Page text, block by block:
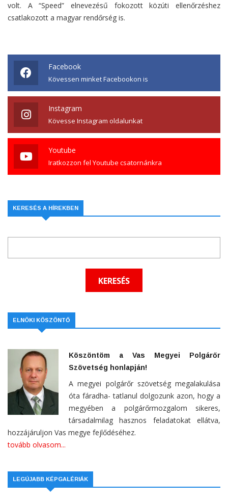
volt. A “Speed” elnevezésű fokozott közúti ellenőrzéshez
csatlakozott a magyar rendőrség is.
Facebook
Kövessen minket Facebookon is
Instagram
Kövesse Instagram oldalunkat
Youtube
Iratkozzon fel Youtube csatornánkra
KERESÉS A HÍREKBEN
ELNÖKI KÖSZÖNTŐ
Köszöntöm a Vas Megyei Polgárőr
Szövetség honlapján!
A megyei polgárőr szövetség megalakulása
óta fáradha- tatlanul dolgozunk azon, hogy a
megyében a polgárőrmozgalom sikeres,
társadalmilag hasznos feladatokat ellátva,
hozzájáruljon Vas megye fejlődéséhez.
tovább olvasom...
LEGÚJABB KÉPGALÉRIÁK